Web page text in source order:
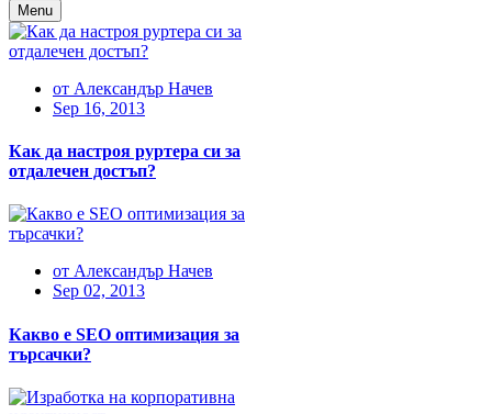
Menu
от Александър Начев
Sep 16, 2013
Как да настроя руртера си за
отдалечен достъп?
от Александър Начев
Sep 02, 2013
Какво е SEO оптимизация за
търсачки?